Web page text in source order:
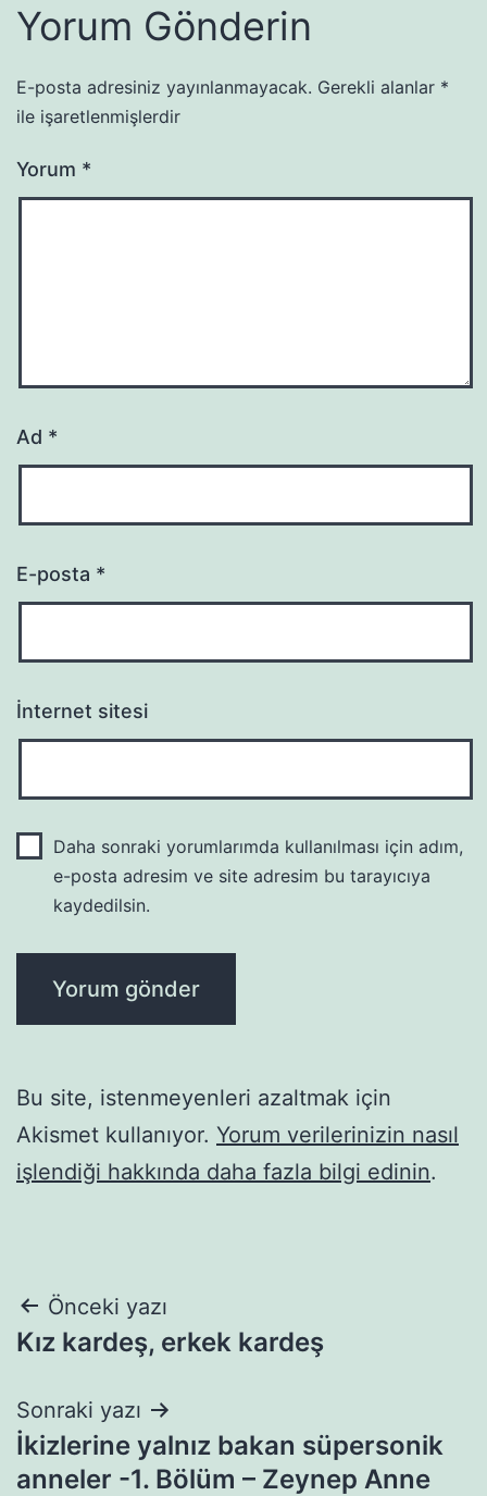
Yorum Gönderin
E-posta adresiniz yayınlanmayacak. Gerekli alanlar *
ile işaretlenmişlerdir
Yorum *
Ad *
E-posta *
İnternet sitesi
Daha sonraki yorumlarımda kullanılması için adım,
e-posta adresim ve site adresim bu tarayıcıya
kaydedilsin.
Bu site, istenmeyenleri azaltmak için
Akismet kullanıyor. Yorum verilerinizin nasıl
işlendiği hakkında daha fazla bilgi edinin.
Yazı
gezinmesi
Önceki yazı
Kız kardeş, erkek kardeş
Sonraki yazı
İkizlerine yalnız bakan süpersonik
anneler -1. Bölüm – Zeynep Anne